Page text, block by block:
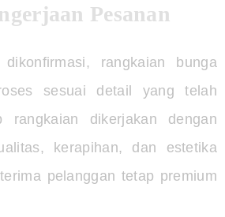
Pesanan
rangkaian bunga
sesuai detail yang telah
rangkaian dikerjakan dengan
kerapihan, dan estetika
pelanggan tetap premium